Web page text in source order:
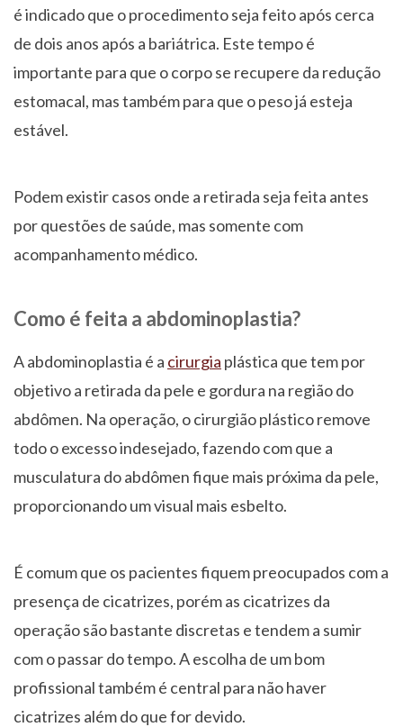
é indicado que o procedimento seja feito após cerca
de dois anos após a bariátrica. Este tempo é
importante para que o corpo se recupere da redução
estomacal, mas também para que o peso já esteja
estável.
Podem existir casos onde a retirada seja feita antes
por questões de saúde, mas somente com
acompanhamento médico.
Como é feita a abdominoplastia?
A abdominoplastia é a cirurgia plástica que tem por
objetivo a retirada da pele e gordura na região do
abdômen. Na operação, o cirurgião plástico remove
todo o excesso indesejado, fazendo com que a
musculatura do abdômen fique mais próxima da pele,
proporcionando um visual mais esbelto.
É comum que os pacientes fiquem preocupados com a
presença de cicatrizes, porém as cicatrizes da
operação são bastante discretas e tendem a sumir
com o passar do tempo. A escolha de um bom
profissional também é central para não haver
cicatrizes além do que for devido.